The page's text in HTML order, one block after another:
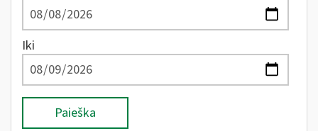
Iki
Paieška